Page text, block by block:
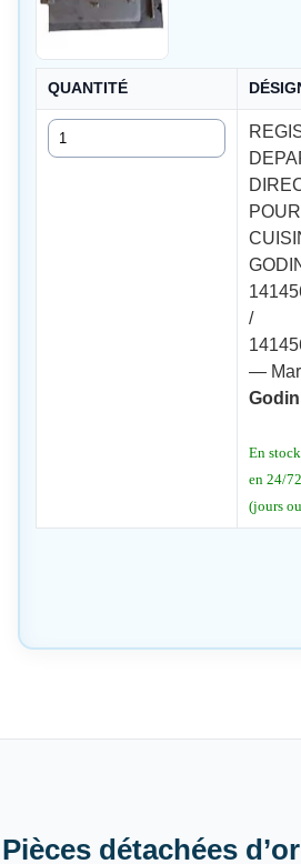
QUANTITÉ
Quantité
POUR
/
—
Godin
En
en 24/
(jours
Pièces détachées